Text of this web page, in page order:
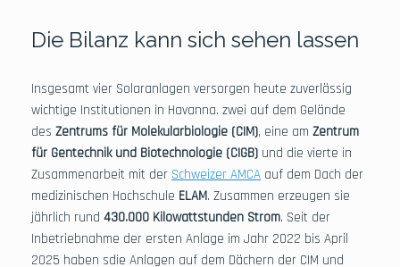
Die Bilanz kann sich sehen lassen
Insgesamt vier Solaranlagen versorgen heute zuverlässig
wichtige Institutionen in Havanna. zwei auf dem Gelände
des Zentrums für Molekularbiologie (CIM), eine am Zentrum
für Gentechnik und Biotechnologie (CIGB) und die vierte in
Zusammenarbeit mit der Schweizer AMCA auf dem Dach der
medizinischen Hochschule ELAM. Zusammen erzeugen sie
jährlich rund 430.000 Kilowattstunden Strom. Seit der
Inbetriebnahme der ersten Anlage im Jahr 2022 bis April
2025 haben sdie Anlagen auf dem Dächern der CIM und